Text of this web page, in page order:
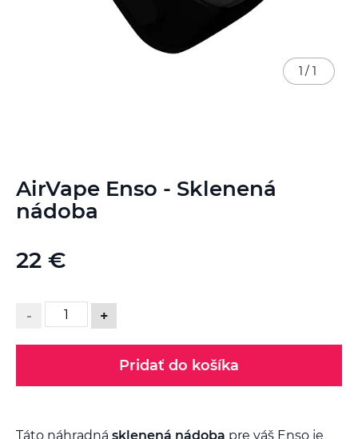
AirVape Enso - Sklenená
nádoba
22 €
- +
Pridať do košíka
Táto náhradná sklenená nádoba pre váš Enso je
1 / 1
na
začiatok
galérie